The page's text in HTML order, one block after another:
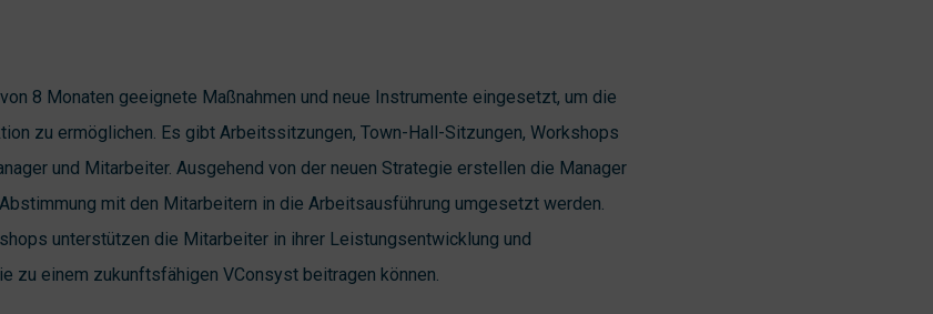
8 Monaten geeignete Maßnahmen und neue Instrumente eingesetzt, um die
zu ermöglichen. Es gibt Arbeitssitzungen, Town-Hall-Sitzungen, Workshops
und Mitarbeiter. Ausgehend von der neuen Strategie erstellen die Manager
mit den Mitarbeitern in die Arbeitsausführung umgesetzt werden.
unterstützen die Mitarbeiter in ihrer Leistungsentwicklung und
zu einem zukunftsfähigen VConsyst beitragen können.